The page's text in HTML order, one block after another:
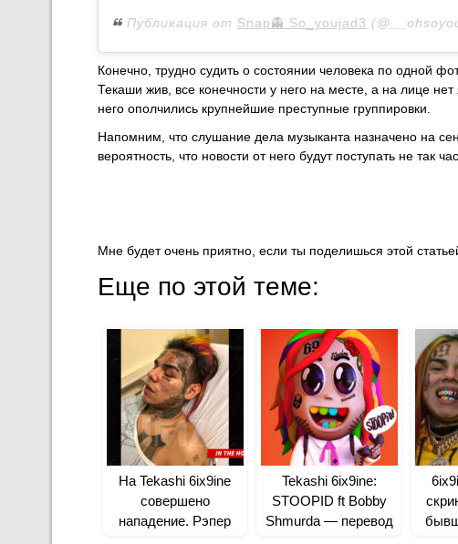
Публикация от Snap👻 So_youjad3
Конечно, трудно судить о состоянии человека по одной
Текаши жив, все конечности у него на месте, а на лице
него ополчились крупнейшие преступные группировки.
Напомним, что слушание дела музыканта назначено на
вероятность, что новости от него будут поступать не так
Мне будет очень приятно, если ты поделишься этой
Еще по этой теме:
На Tekashi 6ix9ine
совершено
нападение. Рэпер
Tekashi 6ix9ine:
STOOPID ft Bobby
Shmurda — перевод